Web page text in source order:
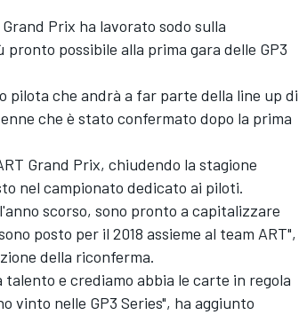
Prix ha lavorato sodo sulla
possibile alla prima gara delle GP3
che andrà a far parte della line up di
che è stato confermato dopo la prima
Grand Prix, chiudendo la stagione
nel campionato dedicato ai piloti.
scorso, sono pronto a capitalizzare
posto per il 2018 assieme al team ART",
della riconferma.
e crediamo abbia le carte in regola
vinto nelle GP3 Series", ha aggiunto